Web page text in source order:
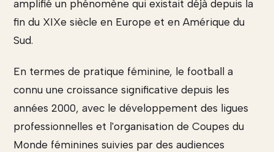
amplifié un phénomène qui existait déjà depuis la
fin du XIXe siècle en Europe et en Amérique du
Sud.
En termes de pratique féminine, le football a
connu une croissance significative depuis les
années 2000, avec le développement des ligues
professionnelles et l'organisation de Coupes du
Monde féminines suivies par des audiences